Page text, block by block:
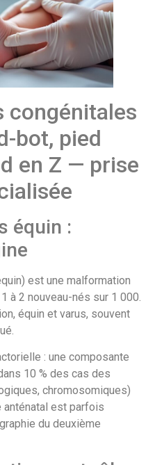
congénitales
bot, pied
en Z — prise
équin :
est une malformation
à 2 nouveau-nés sur 1 000.
équin et varus, souvent
: une composante
10 % des cas des
chromosomiques)
est parfois
du deuxième